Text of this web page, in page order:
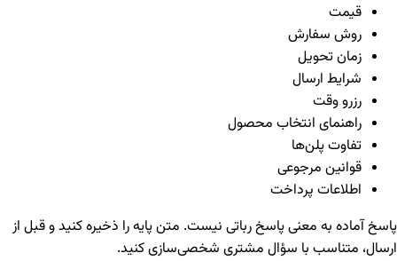
قیمت
روش سفارش
زمان تحویل
شرایط ارسال
رزرو وقت
راهنمای انتخاب محصول
تفاوت پلن‌ها
قوانین مرجوعی
اطلاعات پرداخت
پاسخ آماده به معنی پاسخ رباتی نیست. متن پایه را ذخیره کنید و قبل از
ارسال، متناسب با سؤال مشتری شخصی‌سازی کنید.